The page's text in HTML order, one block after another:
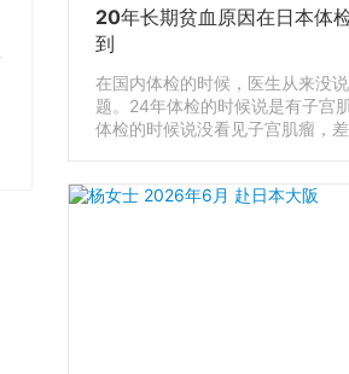
20年长期贫血原因在日本体
到
在国内体检的时候，医生从来没
题。24年体检的时候说是有子宫
体检的时候说没看见子宫肌瘤，差